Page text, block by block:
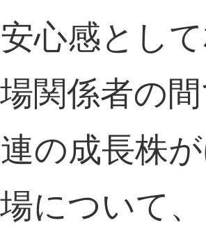
心感とし
関係者の
の成長株
について、